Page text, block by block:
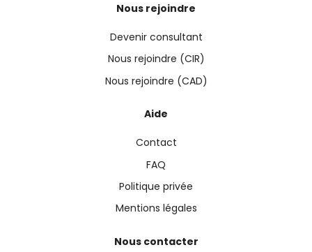
Nous rejoindre
Devenir consultant
Nous rejoindre (CIR)
Nous rejoindre (CAD)
Aide
Contact
FAQ
Politique privée
Mentions légales
Nous contacter